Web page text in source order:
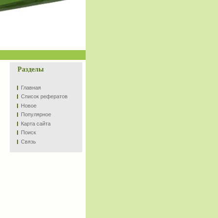
Разделы
Главная
Список рефератов
Новое
Популярное
Карта сайта
Поиск
Связь